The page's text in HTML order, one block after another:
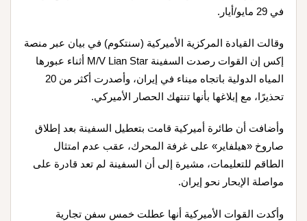
في 29 مايو/أيار.
وقالت القيادة المركزية الأميركية (سنتكوم) في بيان عبر منصة
إكس إن القوات رصدت السفينة M/V Lian Star أثناء عبورها
المياه الدولية باتجاه ميناء في إيران، وأصدرت أكثر من 20
تحذيرًا، مع إبلاغها بأنها تنتهك الحصار الأميركي.
وأضافت أن طائرة أميركية قامت بتعطيل السفينة بعد إطلاق
صاروخ «هيلفاير» على غرفة المحرك، عقب عدم امتثال
الطاقم للتعليمات، مشيرة إلى أن السفينة لم تعد قادرة على
مواصلة الإبحار نحو إيران.
وأكدت القوات الأميركية أنها عطلت خمس سفن تجارية